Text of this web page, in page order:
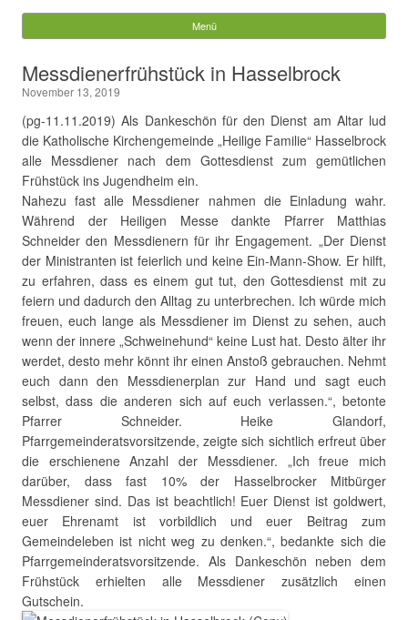
Gemeinde Walchum
nach:
Menü
Messdienerfrühstück in Hasselbrock
November 13, 2019
(pg-11.11.2019) Als Dankeschön für den Dienst am Altar lud
die Katholische Kirchengemeinde „Heilige Familie“ Hasselbrock
alle Messdiener nach dem Gottesdienst zum gemütlichen
Frühstück ins Jugendheim ein.
Nahezu fast alle Messdiener nahmen die Einladung wahr.
Während der Heiligen Messe dankte Pfarrer Matthias
Schneider den Messdienern für ihr Engagement. „Der Dienst
der Ministranten ist feierlich und keine Ein-Mann-Show. Er hilft,
zu erfahren, dass es einem gut tut, den Gottesdienst mit zu
feiern und dadurch den Alltag zu unterbrechen. Ich würde mich
freuen, euch lange als Messdiener im Dienst zu sehen, auch
wenn der innere „Schweinehund“ keine Lust hat. Desto älter ihr
werdet, desto mehr könnt ihr einen Anstoß gebrauchen. Nehmt
euch dann den Messdienerplan zur Hand und sagt euch
selbst, dass die anderen sich auf euch verlassen.“, betonte
Pfarrer Schneider. Heike Glandorf,
Pfarrgemeinderatsvorsitzende, zeigte sich sichtlich erfreut über
die erschienene Anzahl der Messdiener. „Ich freue mich
darüber, dass fast 10% der Hasselbrocker Mitbürger
Messdiener sind. Das ist beachtlich! Euer Dienst ist goldwert,
euer Ehrenamt ist vorbildlich und euer Beitrag zum
Gemeindeleben ist nicht weg zu denken.“, bedankte sich die
Pfarrgemeinderatsvorsitzende. Als Dankeschön neben dem
Frühstück erhielten alle Messdiener zusätzlich einen
Gutschein.